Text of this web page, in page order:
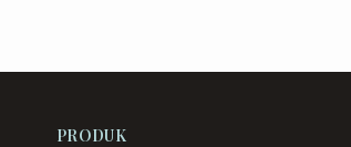
PRODUK